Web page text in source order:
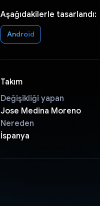
Aşağıdakilerle tasarlandı:
Android
Takım
Değişikliği yapan
Jose Medina Moreno
Nereden
İspanya